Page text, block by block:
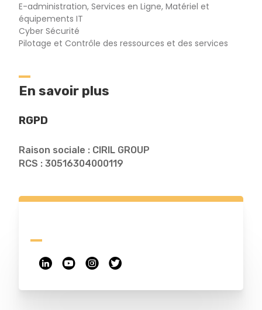
E-administration, Services en Ligne, Matériel et
équipements IT
Cyber Sécurité
Pilotage et Contrôle des ressources et des services
En savoir plus
RGPD
Raison sociale : CIRIL GROUP
RCS : 30516304000119